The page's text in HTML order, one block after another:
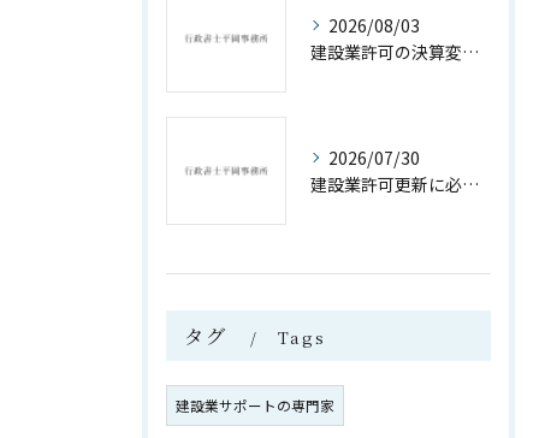
2026/08/03
建設業許可の決算変更届遅延ペナルティ対策
2026/07/30
建設業許可更新に必要な書類と手続きの全解説
タグ Tags
建設業サポートの専門家